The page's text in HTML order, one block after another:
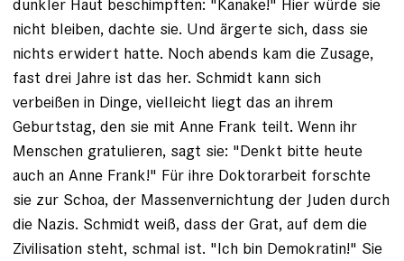
nicht bleiben, dachte sie. Und ärgerte sich, dass sie
nichts erwidert hatte. Noch abends kam die Zusage,
fast drei Jahre ist das her. Schmidt kann sich
verbeißen in Dinge, vielleicht liegt das an ihrem
Geburtstag, den sie mit Anne Frank teilt. Wenn ihr
Menschen gratulieren, sagt sie: "Denkt bitte heute
auch an Anne Frank!" Für ihre Doktorarbeit forschte
sie zur Schoa, der Massenvernichtung der Juden durch
die ­Nazis. Schmidt weiß, dass der Grat, auf dem die
Zivili­sation steht, schmal ist. "Ich bin Demokratin!" Sie